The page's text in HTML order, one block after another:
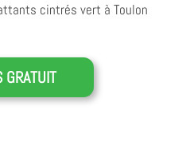
cintrés vert à Toulon
GRATUIT